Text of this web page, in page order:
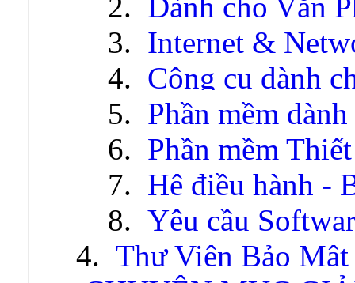
Dành cho Văn
Internet &
Công cụ dành
Phần mềm
Phần mềm
Hệ điều hành -
Yêu cầu
Thư Viện Bảo Mật